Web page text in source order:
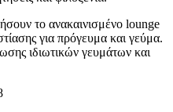
το ανακαινισμένο lounge
για πρόγευμα και γεύμα.
ιδιωτικών γευμάτων και